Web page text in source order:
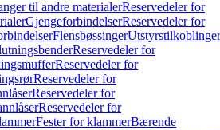
til andre materialerReservedeler for
GjengeforbindelserReservedeler for
FlensbøssingerUtstyrstilkoblinger
Reservedeler for
Reservedeler for
Reservedeler for
Reservedeler for
Reservedeler for
Fester for klammerBærende